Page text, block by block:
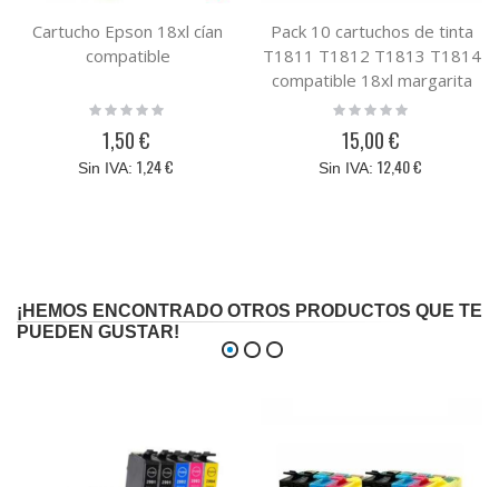
Cartucho Epson 18xl cían
compatible
Rating:
1,50 €
1,24 €
Pack 10 cartuchos de tinta
T1811 T1812 T1813 T1814
compatible 18xl margarita
Rating:
15,00 €
12,40 €
¡HEMOS ENCONTRADO OTROS PRODUCTOS QUE TE
PUEDEN GUSTAR!